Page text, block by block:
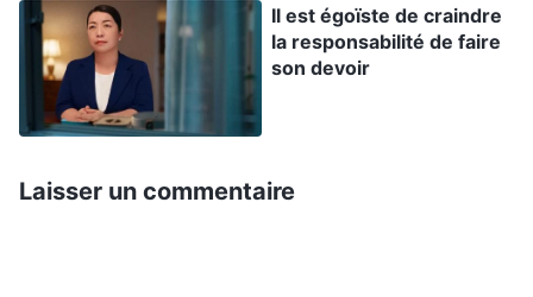
les trois nouveaux membres avaient saisi
certains des principes. Juste à ce moment-là, j’ai
reçu une lettre des dirigeants, disant qu’ils
allaient transférer la cheffe de groupe, Li Lin,
dans l’équipe chargée de la composition des
Il est égoïste de craindre
la responsabilité de faire
son devoir
Laisser un commentaire